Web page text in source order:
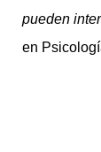
pueden
en